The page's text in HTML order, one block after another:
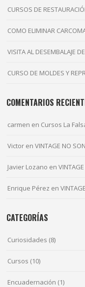
CURSOS DE
COMO ELIMINAR
VISITA AL DESEMBALAJE
CURSO DE MOLDES Y
COMENTARIOS
carmen en Cursos La
Victor enVINTAGE NO
Javier Lozano en
Enrique Pérez en
CATEGORÍAS
Curiosidades (8)
Cursos (10)
Encuadernación (1)